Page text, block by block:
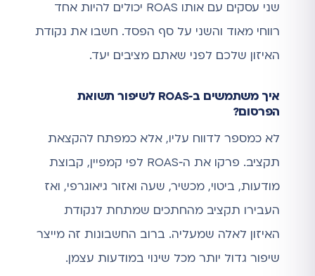
שני עסקים עם אותו ROAS יכולים להיות אחד
רווחי מאוד והשני על סף הפסד. חשבו את נקודת
האיזון שלכם לפני שאתם מציבים יעד.
איך משתמשים ב‑ROAS לשיפור תשואת
הפרסום?
לא כמספר לדווח עליו, אלא כמפתח להקצאת
תקציב. פרקו את ה‑ROAS לפי קמפיין, קבוצת
מודעות, ביטוי, מכשיר, שעה ואזור גיאוגרפי, ואז
העבירו תקציב מהחתכים שמתחת לנקודת
האיזון לאלה שמעליה. ברוב החשבונות זה מייצר
שיפור גדול יותר מכל שינוי במודעות עצמן.